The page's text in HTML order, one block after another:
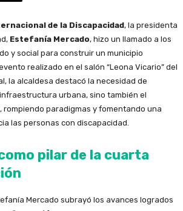
de la Discapacidad, la presidenta
Estefanía Mercado, hizo un llamado a los
y social para construir un municipio
realizado en el salón “Leona Vicario” del
la alcaldesa destacó la necesidad de
urbana, sino también el
rompiendo paradigmas y fomentando una
las personas con discapacidad.
pilar de la cuarta
Mercado subrayó los avances logrados